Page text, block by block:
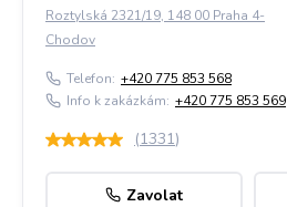
Roztylská 2321/19, 148 00 Praha 4-
Chodov
Telefon: +420 775 853 568
Info k zakázkám: +420 775 853 569
(1331)
Zavolat